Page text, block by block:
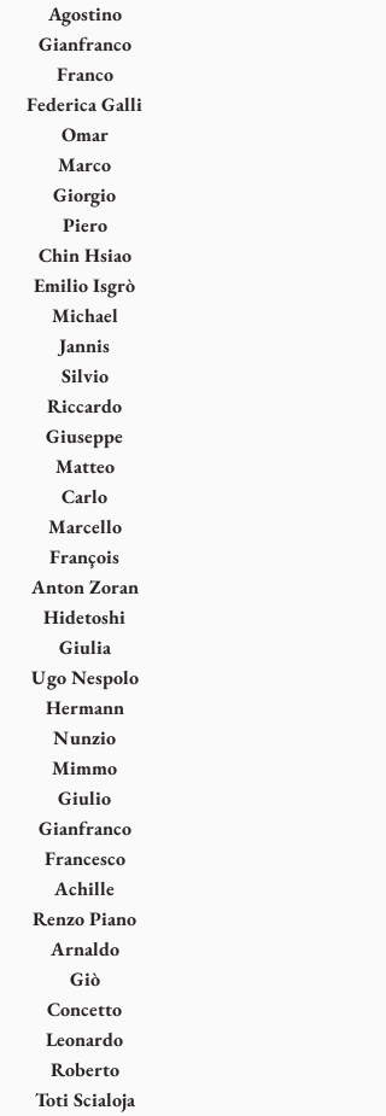
Agostino
Ferrari
Gianfranco
Ferroni
Franco
Fontana
Federica Galli
Omar
Galliani
Marco
Gastini
Giorgio
Griffa
Piero
Guccione
Chin Hsiao
Emilio Isgrò
Michael
Kenna
Jannis
Kounellis
Silvio
Lacasella
Riccardo
Licata
Giuseppe
Maraniello
Matteo
Massagrande
Carlo
Mattioli
Marcello
Morandini
François
Morellet
Anton Zoran
Musich
Hidetoshi
Nagasawa
Giulia
Napoleone
Ugo Nespolo
Hermann
Nitsch
Nunzio
Mimmo
Paladino
Giulio
Paolini
Gianfranco
Pardi
Francesco
Parisi
Achille
Perilli
Renzo Piano
Arnaldo
Pomodoro
Giò
Pomodoro
Concetto
Pozzati
Leonardo
Rosa
Roberto
Sanesi
Toti Scialoja